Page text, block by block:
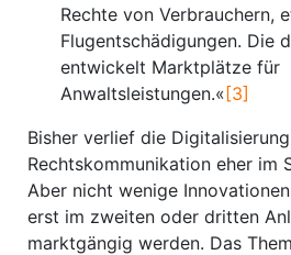
Rechte von Verbrauchern,
Flugentschädigungen. Die
entwickelt Marktplätze für
Anwaltsleistungen.« [3]
Bisher verlief die
Rechtskommunikation eher im
Aber nicht wenige
erst im zweiten oder dritten
marktgängig werden. Das